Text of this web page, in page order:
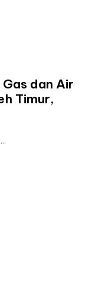
dan Air
Timur,